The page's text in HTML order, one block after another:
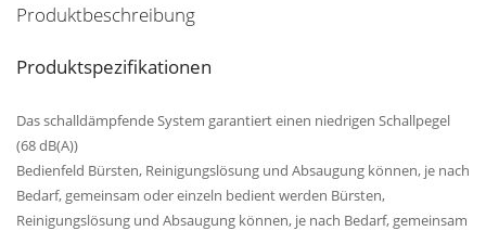
Produktbeschreibung
Produktspezifikationen
Das schalldämpfende System garantiert einen niedrigen Schallpegel
(68 dB(A))
Bedienfeld Bürsten, Reinigungslösung und Absaugung können, je nach
Bedarf, gemeinsam oder einzeln bedient werden Bürsten,
Reinigungslösung und Absaugung können, je nach Bedarf, gemeinsam